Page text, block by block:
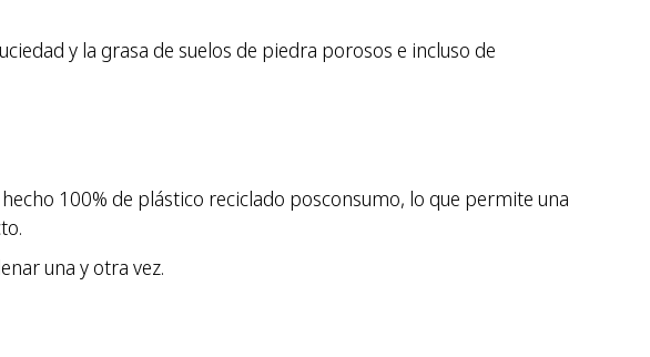
y la grasa de suelos de piedra porosos e incluso de
100% de plástico reciclado posconsumo, lo que permite una
una y otra vez.